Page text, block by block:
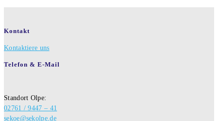
Kontakt
Kontaktiere uns
Telefon & E-Mail
Standort Olpe:
02761 / 9447 – 41
sekoe@sekolpe.de